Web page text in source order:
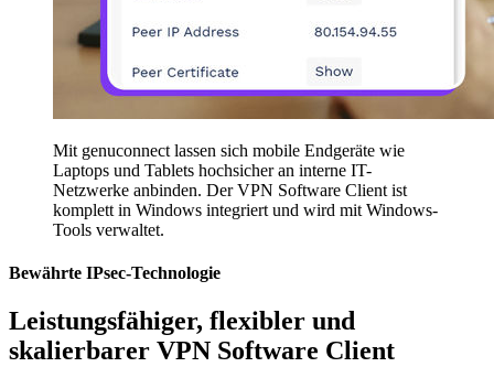
Mit genuconnect lassen sich mobile Endgeräte wie
Laptops und Tablets hochsicher an interne IT-
Netzwerke anbinden. Der VPN Software Client ist
komplett in Windows integriert und wird mit Windows-
Tools verwaltet.
Bewährte IPsec-Technologie
Leistungsfähiger, flexibler und
skalierbarer VPN Software Client